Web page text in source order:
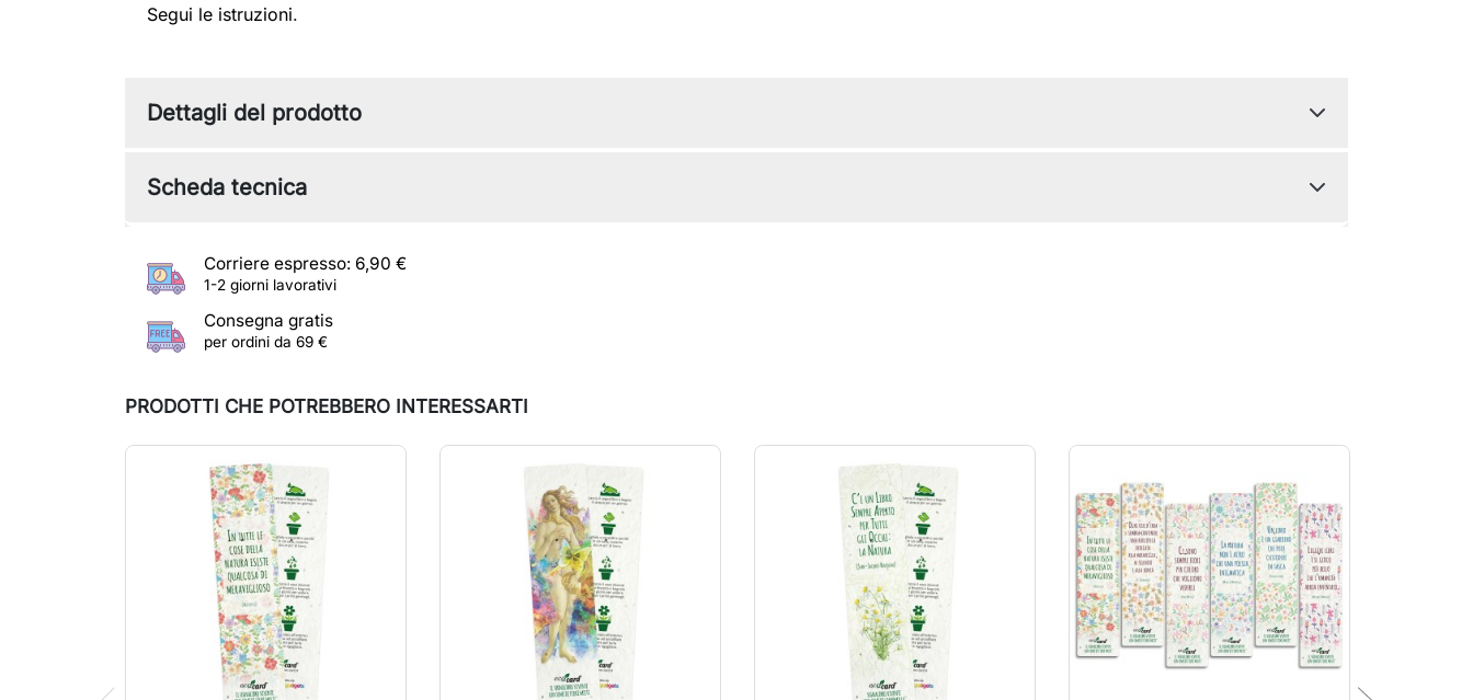
Corriere espresso: 6,90 €
1-2 giorni lavorativi
Consegna gratis
per ordini da 69 €
Segui le istruzioni.
Dettagli del prodotto
Scheda tecnica
PRODOTTI CHE POTREBBERO INTERESSARTI